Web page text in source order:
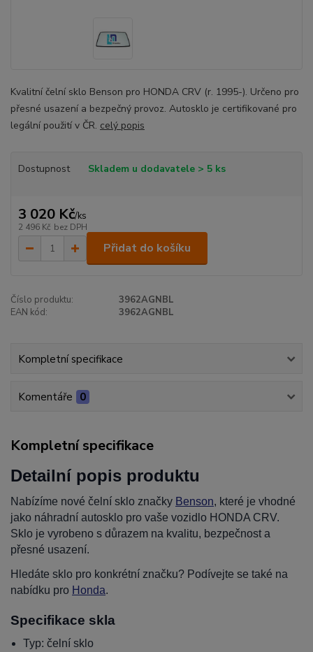
Kvalitní čelní sklo Benson pro HONDA CRV (r. 1995-). Určeno pro
přesné usazení a bezpečný provoz. Autosklo je certifikované pro
legální použití v ČR. celý popis
Dostupnost Skladem u dodavatele > 5 ks
3 020 Kč/ks
2 496 Kč bez DPH
Přidat do košíku
Číslo produktu:
3962AGNBL
EAN kód:
3962AGNBL
Kompletní specifikace
Komentáře 0
Kompletní specifikace
Detailní popis produktu
Nabízíme nové čelní sklo značky Benson, které je vhodné
jako náhradní autosklo pro vaše vozidlo HONDA CRV.
Sklo je vyrobeno s důrazem na kvalitu, bezpečnost a
přesné usazení.
Hledáte sklo pro konkrétní značku? Podívejte se také na
nabídku pro Honda.
Specifikace skla
Typ: čelní sklo